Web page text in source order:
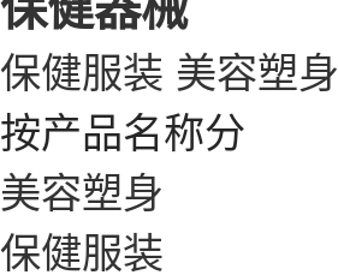
保健服装 美容塑身
按产品名称分
美容塑身
保健服装